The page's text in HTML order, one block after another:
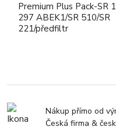
Premium Plus Pack-SR
297 ABEK1/SR 510/SR
221/předfiltr
Nákup přímo od
Česká firma &